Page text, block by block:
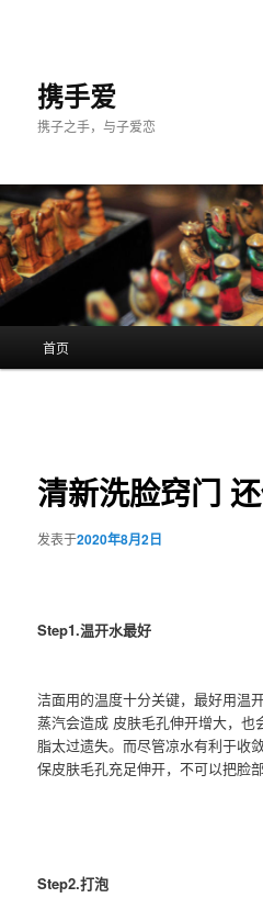
携手爱
携子之手，与子爱恋
首页
清新洗脸窍门
发表于2020年8月2日
Step1.温开水最好
洁面用的温度十分关键，最好用温
蒸汽会造成 皮肤毛孔伸开增大，也
脂太过遗失。而尽管凉水有利于收
保皮肤毛孔充足伸开，不可以把脸
Step2.打泡